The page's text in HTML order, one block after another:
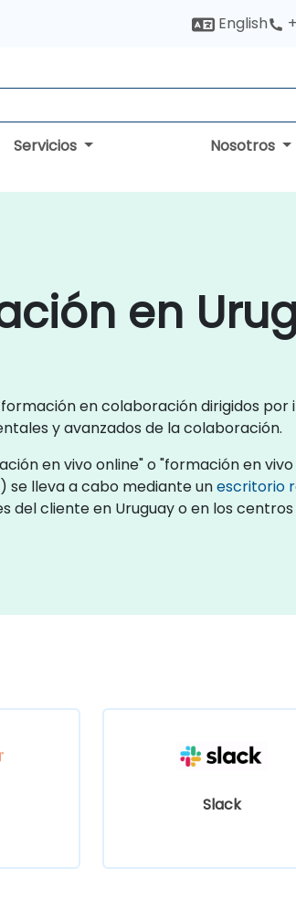
English
Servicios Nosotros
en
en colaboración dirigidos
y avanzados de la colaboración.
en vivo online" o "formación en
lleva a cabo mediante unescritorio
del cliente en Uruguay o en los
Slack